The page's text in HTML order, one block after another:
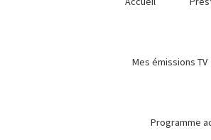
Mes émissions TV
Programme